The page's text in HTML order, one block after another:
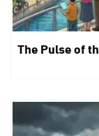
The Pulse of